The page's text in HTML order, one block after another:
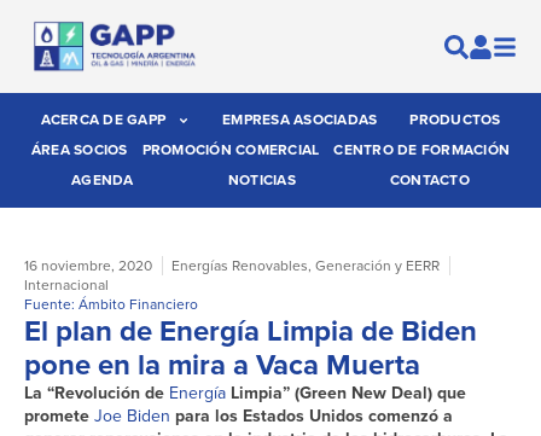
ACERCA DE GAPP EMPRESA ASOCIADAS
PRODUCTOS
ÁREA SOCIOS
PROMOCIÓN COMERCIAL
CENTRO DE FORMACIÓN
AGENDA
NOTICIAS CONTACTO
16 noviembre, 2020 Energías Renovables, Generación y EERR
Internacional
Fuente: Ámbito Financiero
El plan de Energía Limpia de Biden
pone en la mira a Vaca Muerta
La “Revolución de Energía Limpia” (Green New Deal) que
prometeJoe Biden para los Estados Unidos comenzó a